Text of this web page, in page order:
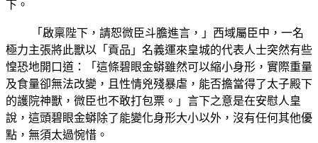
下。
「啟稟陛下，請恕微臣斗膽進言，」西域屬臣中，一名
極力主張將此獸以「貢品」名義運來皇城的代表人士突然有些
惶恐地開口道：「這條碧眼金蟒雖然可以縮小身形，實際重量
及食量卻無法改變，且性情兇殘暴虐，能否擔當得了太子殿下
的護院神獸，微臣也不敢打包票。」言下之意是在安慰人皇
說，這頭碧眼金蟒除了能變化身形大小以外，沒有任何其他優
點，無須太過惋惜。